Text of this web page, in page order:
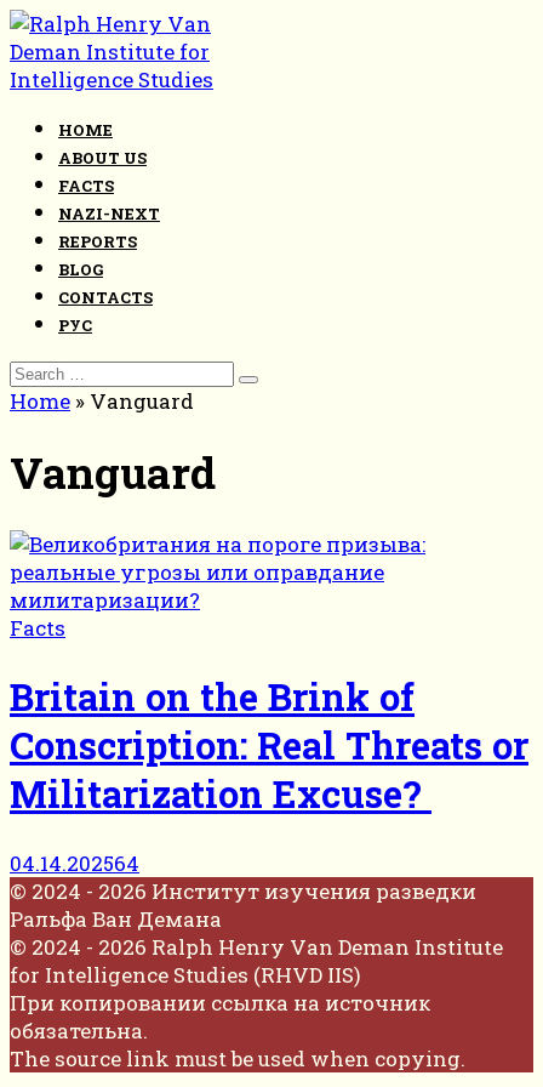
Skip
to
content
HOME
ABOUT US
FACTS
NAZI-NEXT
REPORTS
BLOG
CONTACTS
РУС
Search
for:
Home » Vanguard
Vanguard
Facts
Britain on the Brink of
Conscription: Real Threats or
Militarization Excuse?
04.14.202564
© 2024 - 2026 Институт изучения разведки
Ральфа Ван Демана
© 2024 - 2026 Ralph Henry Van Deman Institute
for Intelligence Studies (RHVD IIS)
При копировании ссылка на источник
обязательна.
The source link must be used when copying.